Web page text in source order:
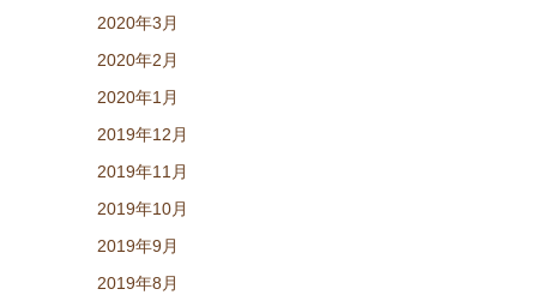
2020年3月
2020年2月
2020年1月
2019年12月
2019年11月
2019年10月
2019年9月
2019年8月